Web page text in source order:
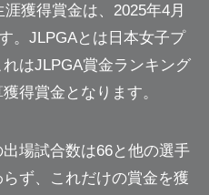
獲得賞金は、2025年4月
。JLPGAとは日本女子プ
はJLPGA賞金ランキング
得賞金となります。
場試合数は66と他の選手
ず、これだけの賞金を獲